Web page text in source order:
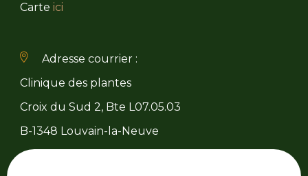
Carte ici
Adresse courrier :
Clinique des plantes
Croix du Sud 2, Bte L07.05.03
B-1348 Louvain-la-Neuve